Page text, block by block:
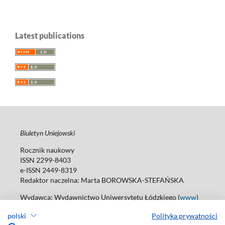
polski Polityka prywatności
Latest publications
Biuletyn Uniejowski
Rocznik naukowy
ISSN 2299-8403
e-ISSN 2449-8319
Redaktor naczelna: Marta BOROWSKA-STEFAŃSKA
Wydawca: Wydawnictwo Uniwersytetu Łódzkiego (www)
Tel.: 42 235 01 65, fax: 42 66 55 86